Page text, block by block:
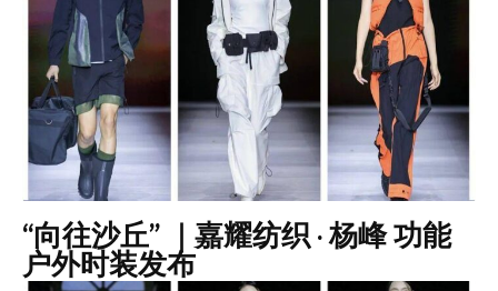
“向往沙丘” ｜嘉耀纺织 · 杨峰 功能
户外时装发布